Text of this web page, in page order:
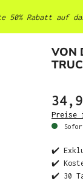
50% Rabatt auf
VON
Preise
✔️
✔️
✔️ 30